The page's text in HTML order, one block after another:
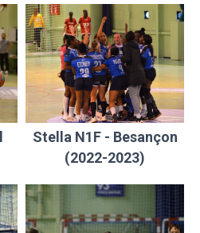
Stella N1F - Besançon
(2022-2023)